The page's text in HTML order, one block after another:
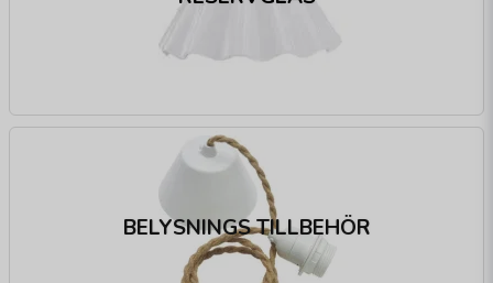
BELYSNINGS TILLBEHÖR